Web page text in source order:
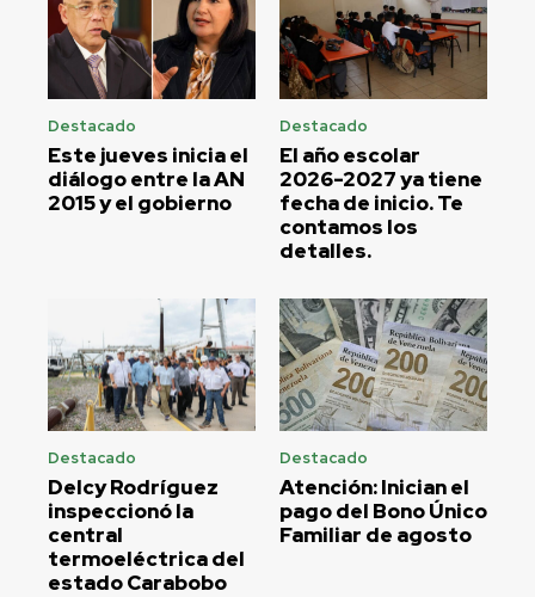
Destacado
Este jueves inicia el
diálogo entre la AN
2015 y el gobierno
Destacado
El año escolar
2026-2027 ya tiene
fecha de inicio. Te
contamos los
detalles.
Destacado
Delcy Rodríguez
inspeccionó la
central
termoeléctrica del
estado Carabobo
Destacado
Atención: Inician el
pago del Bono Único
Familiar de agosto